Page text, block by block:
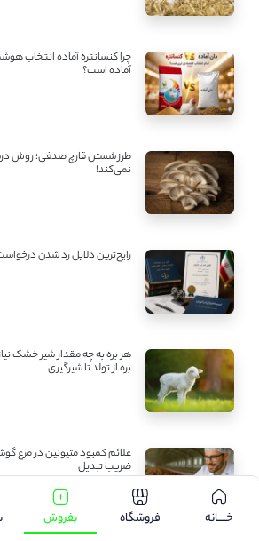
چرا کنسانتره آماده انتخاب
آماده است؟
طرز شستن قارچ صدفی؛ روش
نمی‌کند!
رایج‌ترین دلایل رد شدن
هر بره به چه مقدار شیر خشک
بره از تولد تا شیرگیری
علائم کمبود متیونین در مرغ
ضریب تبدیل
خـــــانه فروشگاه بفروش